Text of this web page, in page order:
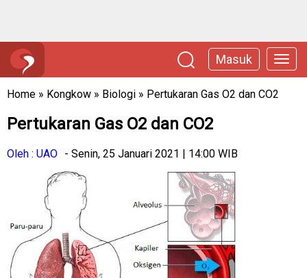
Masuk
Home » Kongkow » Biologi » Pertukaran Gas O2 dan CO2
Pertukaran Gas O2 dan CO2
Oleh : UAO - Senin, 25 Januari 2021 | 14:00 WIB